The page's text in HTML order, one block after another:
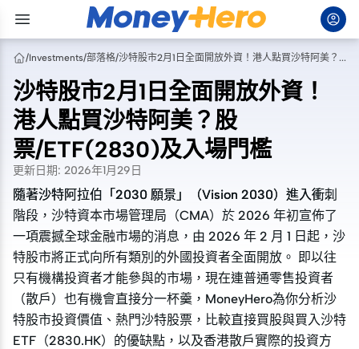
/Investments/部落格/ 沙特股市2月1日全面開放外資！港人點買沙特阿美？股票/ETF(2830)及入場門檻
沙特股市2月1日全面開放外資！
港人點買沙特阿美？股
票/ETF(2830)及入場門檻
更新日期: 2026年1月29日
隨著沙特阿拉伯「2030 願景」（Vision 2030）進入衝刺
階段，沙特資本市場管理局（CMA）於 2026 年初宣佈了
一項震撼全球金融市場的消息，由 2026 年 2 月 1 日起，沙
特股市將正式向所有類別的外國投資者全面開放。 即以往
只有機構投資者才能參與的市場，現在連普通零售投資者
（散戶）也有機會直接分一杯羹，MoneyHero為你分析沙
特股市投資價值、熱門沙特股票，比較直接買股與買入沙特
ETF（2830.HK）的優缺點，以及香港散戶實際的投資方
隨著沙特阿拉伯「2030 願景」（Vision 2030）進入衝刺
階段，沙特資本市場管理局（CMA）於 2026 年初宣佈了
一項震撼全球金融市場的消息，由 2026 年 2 月 1 日起，沙
特股市將正式向所有類別的外國投資者全面開放。 即以往
只有機構投資者才能參與的市場，現在連普通零售投資者
（散戶）也有機會直接分一杯羹，MoneyHero為你分析沙
特股市投資價值、熱門沙特股票，比較直接買股與買入沙特
ETF（2830.HK）的優缺點，以及香港散戶實際的投資方